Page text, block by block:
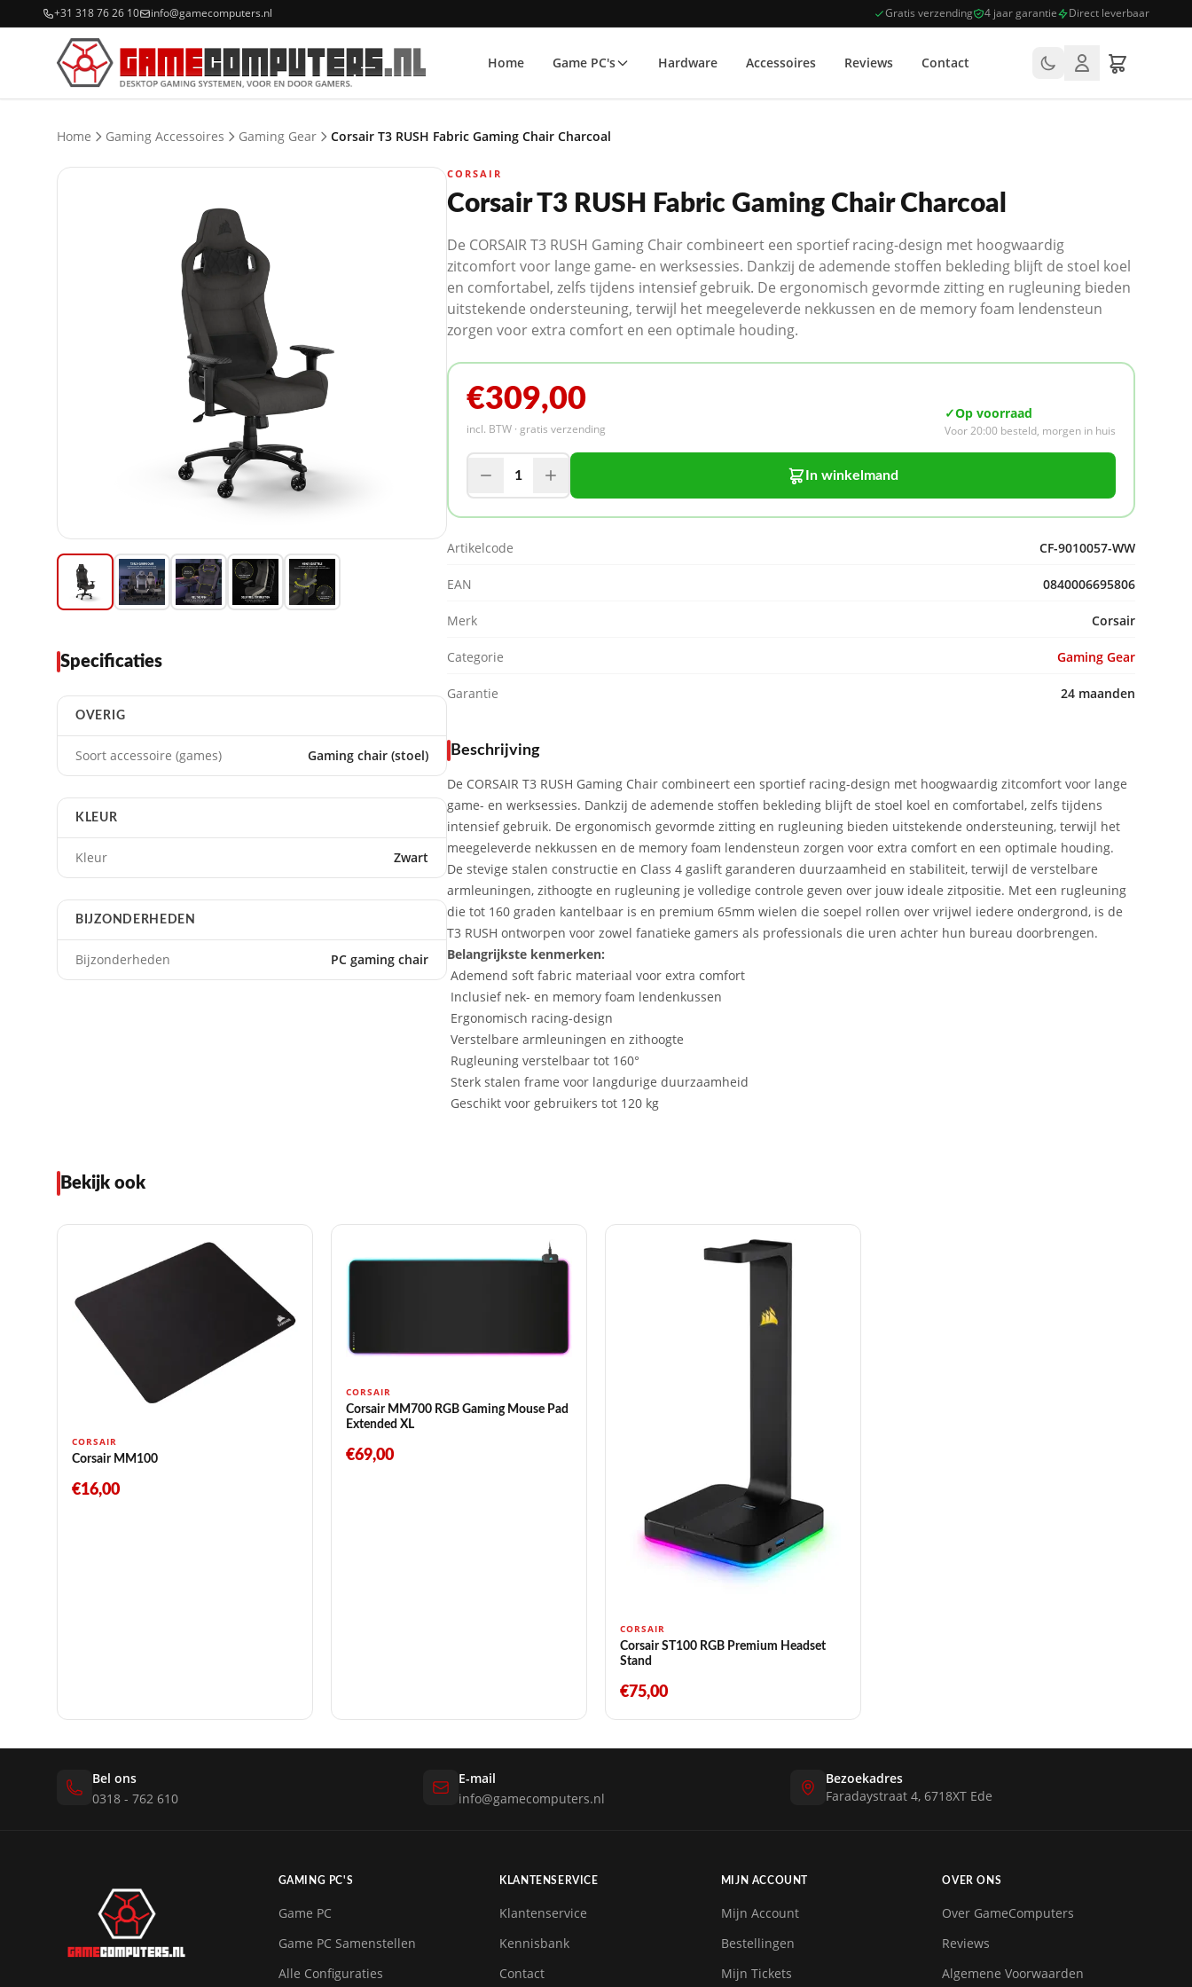
+31 318 76 26 10 info@gamecomputers.nl Gratis verzending 4 jaar garantie Direct leverbaar
Home Game PC's Hardware Accessoires Reviews Contact
Home Gaming Accessoires Gaming Gear Corsair T3 RUSH Fabric Gaming Chair Charcoal
Specificaties
OVERIG
Soort accessoire (games) Gaming chair (stoel)
KLEUR
Kleur Zwart
BIJZONDERHEDEN
Bijzonderheden PC gaming chair
CORSAIR
Corsair T3 RUSH Fabric Gaming Chair Charcoal
De CORSAIR T3 RUSH Gaming Chair combineert een sportief racing-design met hoogwaardig
zitcomfort voor lange game- en werksessies. Dankzij de ademende stoffen bekleding blijft de stoel koel
en comfortabel, zelfs tijdens intensief gebruik. De ergonomisch gevormde zitting en rugleuning bieden
uitstekende ondersteuning, terwijl het meegeleverde nekkussen en de memory foam lendensteun
zorgen voor extra comfort en een optimale houding.
€309,00
incl. BTW · gratis verzending
✓Op voorraad
Voor 20:00 besteld, morgen in huis
1 In winkelmand
Artikelcode CF-9010057-WW
EAN 0840006695806
Merk Corsair
Categorie Gaming Gear
Garantie 24 maanden
Beschrijving
De CORSAIR T3 RUSH Gaming Chair combineert een sportief racing-design met hoogwaardig zitcomfort voor lange
game- en werksessies. Dankzij de ademende stoffen bekleding blijft de stoel koel en comfortabel, zelfs tijdens
intensief gebruik. De ergonomisch gevormde zitting en rugleuning bieden uitstekende ondersteuning, terwijl het
meegeleverde nekkussen en de memory foam lendensteun zorgen voor extra comfort en een optimale houding.
De stevige stalen constructie en Class 4 gaslift garanderen duurzaamheid en stabiliteit, terwijl de verstelbare
armleuningen, zithoogte en rugleuning je volledige controle geven over jouw ideale zitpositie. Met een rugleuning
die tot 160 graden kantelbaar is en premium 65mm wielen die soepel rollen over vrijwel iedere ondergrond, is de
T3 RUSH ontworpen voor zowel fanatieke gamers als professionals die uren achter hun bureau doorbrengen.
Belangrijkste kenmerken:
Ademend soft fabric materiaal voor extra comfort
Inclusief nek- en memory foam lendenkussen
Ergonomisch racing-design
Verstelbare armleuningen en zithoogte
Rugleuning verstelbaar tot 160°
Sterk stalen frame voor langdurige duurzaamheid
Geschikt voor gebruikers tot 120 kg
Bekijk ook
CORSAIR
Corsair MM100
€16,00
CORSAIR
Corsair MM700 RGB Gaming Mouse Pad
Extended XL
€69,00
CORSAIR
Corsair ST100 RGB Premium Headset
Stand
€75,00
Bel ons
0318 - 762 610
E-mail
info@gamecomputers.nl
Bezoekadres
Faradaystraat 4, 6718XT Ede
GAMING PC'S
Game PC
Game PC Samenstellen
Alle Configuraties
KLANTENSERVICE
Klantenservice
Kennisbank
Contact
MIJN ACCOUNT
Mijn Account
Bestellingen
Mijn Tickets
OVER ONS
Over GameComputers
Reviews
Algemene Voorwaarden